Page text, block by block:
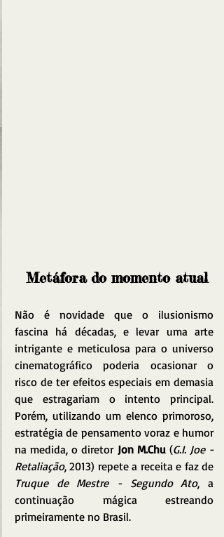
Metáfora do momento atual
Não é novidade que o ilusionismo
fascina há décadas, e levar uma arte
intrigante e meticulosa para o universo
cinematográfico poderia ocasionar o
risco de ter efeitos especiais em demasia
que estragariam o intento principal.
Porém, utilizando um elenco primoroso,
estratégia de pensamento voraz e humor
na medida, o diretor Jon M.Chu (G.I. Joe -
Retaliação
Truque de Mestre - Segundo Ato, a
continuação mágica estreando
primeiramente no Brasil.